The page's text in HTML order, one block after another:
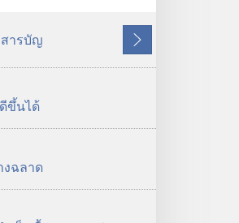
สิ่ง
พิมพ์
เถิด!
มีนาคม 2011
สารบัญ
ถัด
ไป
ขึ้นได้
งฉลาด